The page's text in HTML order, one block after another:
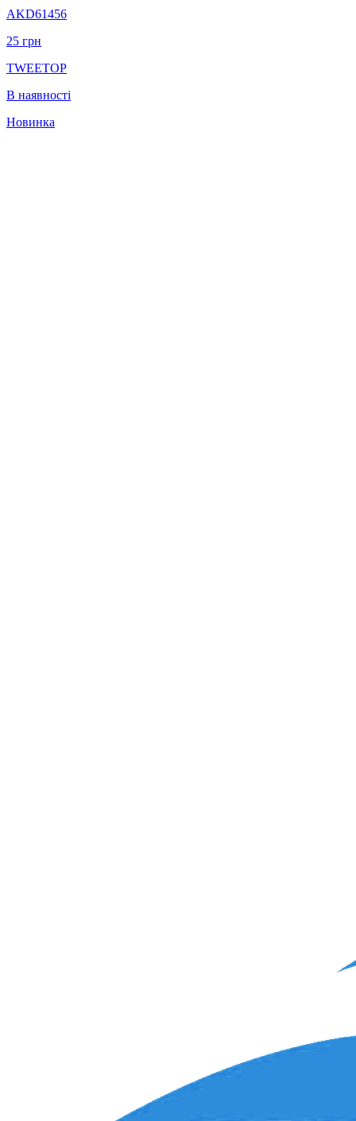
AKD61456
25 грн
TWEETOP
В наявності
Новинка